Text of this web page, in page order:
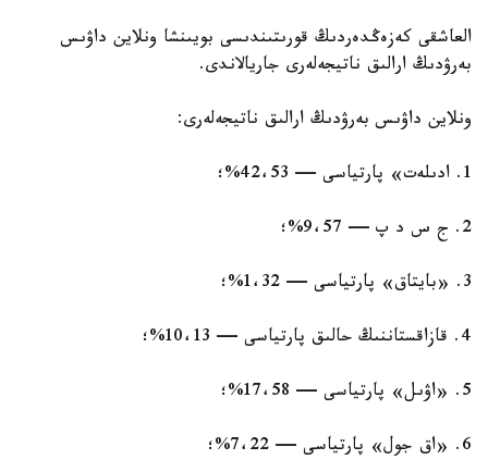
العاشقى كەزەڭدەردىڭ قورىتىندىسى بويىنشا ونلاين داۋىس
بەرۋدىڭ ارالىق ناتيجەلەرى جاريالاندى.
ونلاين داۋىس بەرۋدىڭ ارالىق ناتيجەلەرى:
1. ادىلەت» پارتياسى — 42،53%؛
2. ج س د پ — 9،57%؛
3. «بايتاق» پارتياسى — 1،32%؛
4. قازاقستاننىڭ حالىق پارتياسى — 10،13%؛
5. «اۋىل» پارتياسى — 17،58%؛
6. «اق جول» پارتياسى — 7،22%؛